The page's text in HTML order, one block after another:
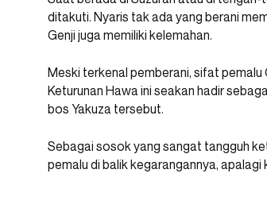
ditakuti. Nyaris tak ada yang berani
Genji juga memiliki kelemahan.
Meski terkenal pemberani, sifat
Keturunan Hawa ini seakan hadir
bos Yakuza tersebut.
Sebagai sosok yang sangat tangguh
pemalu di balik kegarangannya,